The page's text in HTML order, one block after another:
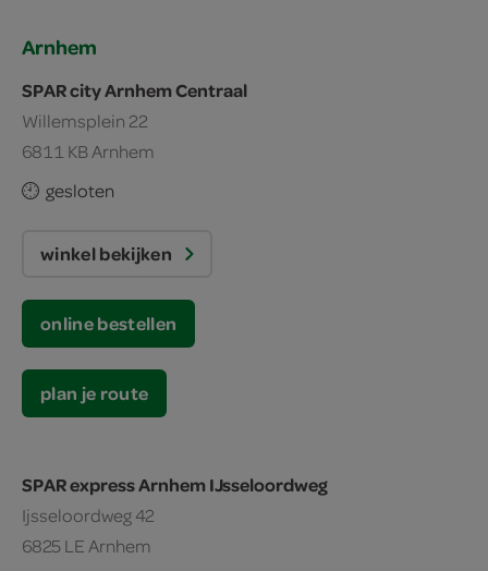
Arnhem
SPAR city Arnhem Centraal
Willemsplein 22
6811 KB Arnhem
gesloten
winkel bekijken
online bestellen
plan je route
SPAR express Arnhem IJsseloordweg
Ijsseloordweg 42
6825 LE Arnhem